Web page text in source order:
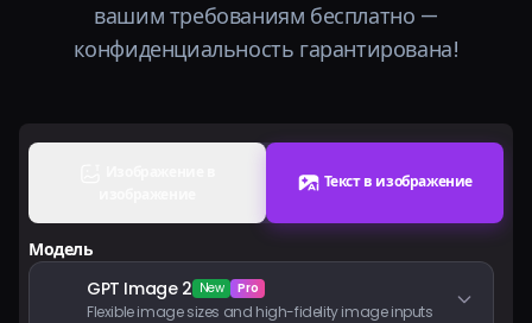
вашим требованиям бесплатно —
конфиденциальность гарантирована!
Текст в изображение
Модель
GPT Image 2 New Pro
Flexible image sizes and high-fidelity image inputs